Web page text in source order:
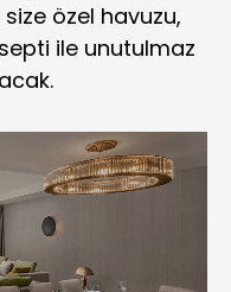
özel havuzu,
ile unutulmaz